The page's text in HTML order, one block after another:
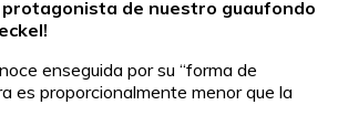
protagonista de nuestro guaufondo
enseguida por su “forma de
es proporcionalmente menor que la